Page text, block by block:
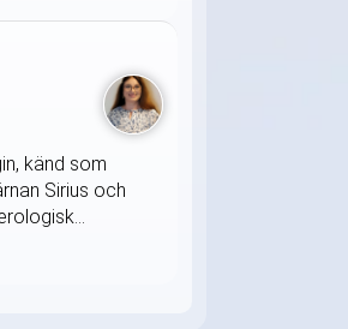
känd som
Sirius och